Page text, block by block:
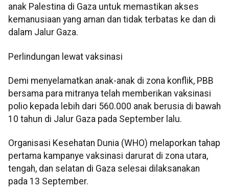
anak Palestina di Gaza untuk memastikan akses
kemanusiaan yang aman dan tidak terbatas ke dan di
dalam Jalur Gaza.
Perlindungan lewat vaksinasi
Demi menyelamatkan anak-anak di zona konflik, PBB
bersama para mitranya telah memberikan vaksinasi
polio kepada lebih dari 560.000 anak berusia di bawah
10 tahun di Jalur Gaza pada September lalu.
Organisasi Kesehatan Dunia (WHO) melaporkan tahap
pertama kampanye vaksinasi darurat di zona utara,
tengah, dan selatan di Gaza selesai dilaksanakan
pada 13 September.